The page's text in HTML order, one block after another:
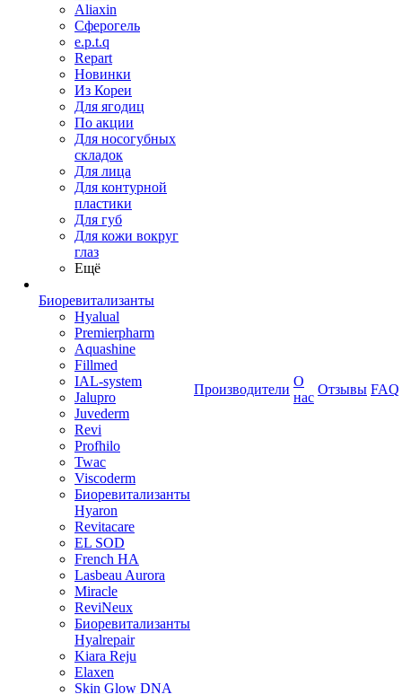
Aliaxin
Сферогель
e.p.t.q
Repart
Новинки
Из Кореи
Для ягодиц
По акции
Для носогубных
складок
Для лица
Для контурной
пластики
Для губ
Для кожи вокруг
глаз
Ещё
Биоревитализанты
Hyalual
Premierpharm
Aquashine
Fillmed
IAL-system
Jalupro
Juvederm
Revi
Profhilo
Twac
Viscoderm
Биоревитализанты
Hyaron
Revitacare
EL SOD
French HA
Lasbeau Aurora
Miracle
ReviNeux
Биоревитализанты
Hyalrepair
Kiara Reju
Elaxen
Skin Glow DNA
Производители
О
нас
Отзывы FAQ